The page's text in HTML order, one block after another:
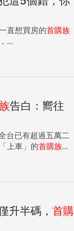
直想買房的首購族
...
告白：嚮往
台已有超過五萬二
上車」的首購族...
升半碼， 首購